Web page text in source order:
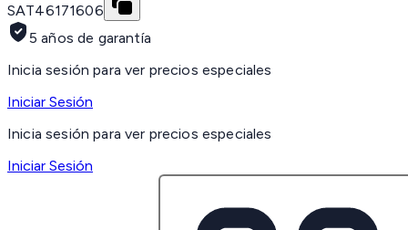
SAT46171606
5 años de garantía
Inicia sesión para ver precios especiales
Iniciar Sesión
Inicia sesión para ver precios especiales
Iniciar Sesión